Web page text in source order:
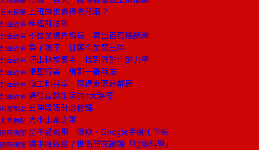
百大良醫 上班族也會得老花眼？
封面故事 幸福財法則
封面故事 不談業績先想玩 賣出百萬暢銷書
封面故事 為了孩子 甘願事業黑三年
封面故事 把山林當豪宅 找到做對事的力量
封面故事 揪團行善 賺到一群朋友
封面故事 換工和共享 贏得家園好鄰居
封面故事 通往富餘生活的4大路徑
財富線上 五階段理財必修課
北京週記 大小山寨之爭
國際視窗 尬不過蘋果 微軟、Google手機忙下架
國際視窗 講手機致癌？世衛研究被譏「垃圾科學」